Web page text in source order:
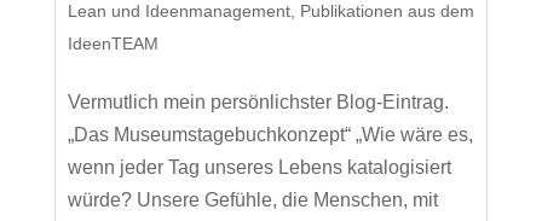
Lean und Ideenmanagement, Publikationen aus dem
IdeenTEAM
Vermutlich mein persönlichster Blog-Eintrag.
„Das Museumstagebuchkonzept“ „Wie wäre es,
wenn jeder Tag unseres Lebens katalogisiert
würde? Unsere Gefühle, die Menschen, mit